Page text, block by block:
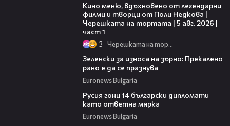
Кино меню, вдъхновено от легендарни
филми и творци от Поли Недкова |
Черешката на тортата | 5 авг. 2026 |
част 1
3 Черешката на тортата
Зеленски за износа на зърно: Прекалено
рано е да се празнува
Euronews Bulgaria
Русия гони 14 български дипломати
като ответна мярка
Euronews Bulgaria